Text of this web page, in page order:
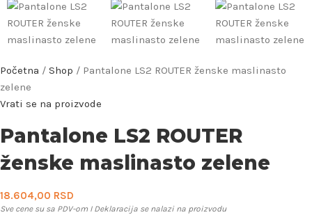
Početna / Shop / Pantalone LS2 ROUTER ženske maslinasto
zelene
Vrati se na proizvode
Pantalone LS2 ROUTER
ženske maslinasto zelene
18.604,00 RSD
Sve cene su sa PDV-om I Deklaracija se nalazi na proizvodu